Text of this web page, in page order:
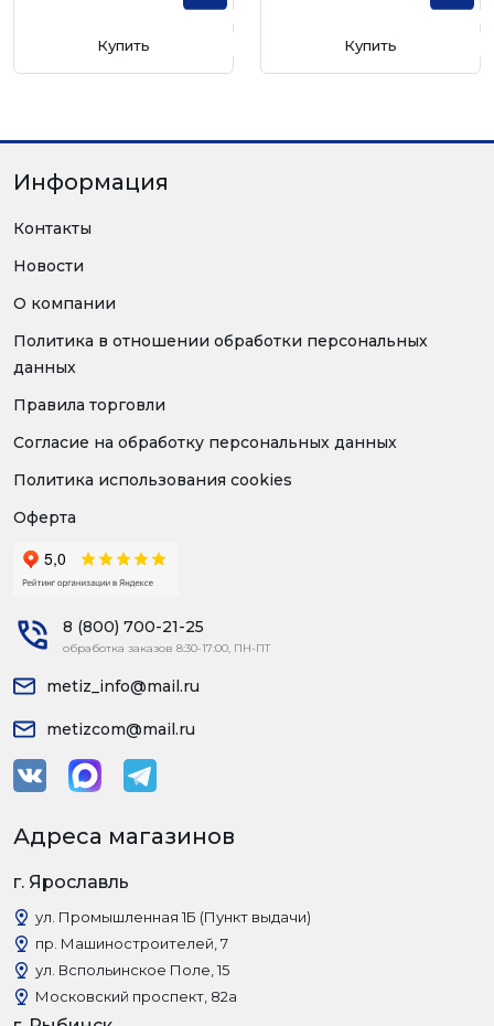
Купить Купить
Информация
Контакты
Новости
О компании
Политика в отношении обработки персональных
данных
Правила торговли
Согласие на обработку персональных данных
Политика использования cookies
Оферта
8 (800) 700-21-25
обработка заказов 8:30-17:00, ПН-ПТ
metiz_info@mail.ru
metizcom@mail.ru
Адреса магазинов
г. Ярославль
ул. Промышленная 1Б (Пункт выдачи)
пр. Машиностроителей, 7
ул. Вспольинское Поле, 15
Московский проспект, 82а